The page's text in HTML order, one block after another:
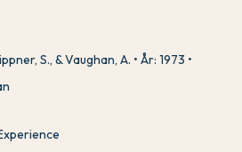
S., & Vaughan, A.
År: 1973